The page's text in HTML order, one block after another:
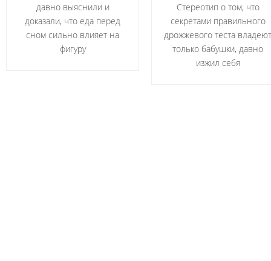
давно выяснили и
доказали, что еда перед
сном сильно влияет на
фигуру
Стереотип о том, что
секретами правильного
дрожжевого теста владеют
только бабушки, давно
изжил себя